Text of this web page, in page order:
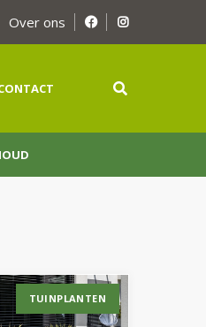
Over ons
TUINPLANTEN